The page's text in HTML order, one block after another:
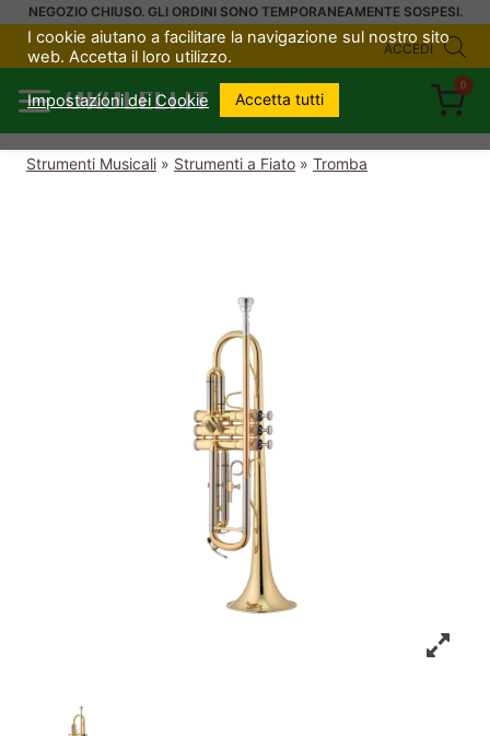
SaltaNEGOZIO CHIUSO. GLI ORDINI SONO TEMPORANEAMENTE SOSPESI.
ACCEDI
UKULELI.IT
0
Strumenti Musicali » Strumenti a Fiato » Tromba
I cookie aiutano a facilitare la navigazione sul nostro sito
web. Accetta il loro utilizzo.
Impostazioni dei Cookie Accetta tutti